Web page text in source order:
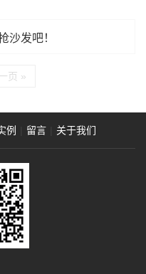
沙发吧！
页 »
例 留言 关于我们